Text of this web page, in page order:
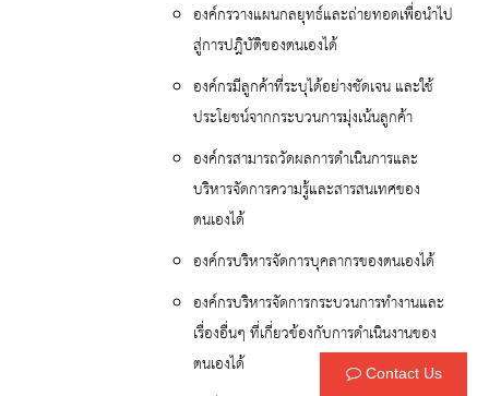
องค์กรวางแผนกลยุทธ์และถ่ายทอดเพื่อนำไป
สู่การปฎิบัติของตนเองได้
องค์กรมีลูกค้าที่ระบุได้อย่างชัดเจน และใช้
ประโยชน์จากกระบวนการมุ่งเน้นลูกค้า
องค์กรสามารถวัดผลการดำเนินการและ
บริหารจัดการความรู้และสารสนเทศของ
ตนเองได้
องค์กรบริหารจัดการบุคลากรของตนเองได้
องค์กรบริหารจัดการกระบวนการทำงานและ
เรื่องอื่นๆ ที่เกี่ยวข้องกับการดำเนินงานของ
ตนเองได้
Contact Us